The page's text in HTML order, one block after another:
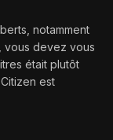
notamment
vous devez vous
était plutôt
est